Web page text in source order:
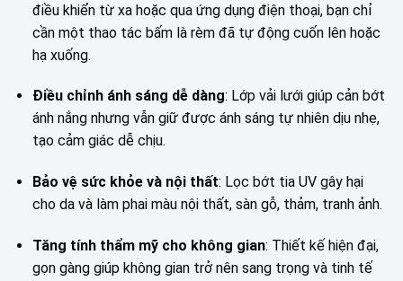
điều khiển từ xa hoặc qua ứng dụng điện thoại, bạn chỉ
cần một thao tác bấm là rèm đã tự động cuốn lên hoặc
hạ xuống.
Điều chỉnh ánh sáng dễ dàng: Lớp vải lưới giúp cản bớt
ánh nắng nhưng vẫn giữ được ánh sáng tự nhiên dịu nhẹ,
tạo cảm giác dễ chịu.
Bảo vệ sức khỏe và nội thất: Lọc bớt tia UV gây hại
cho da và làm phai màu nội thất, sàn gỗ, thảm, tranh ảnh.
Tăng tính thẩm mỹ cho không gian: Thiết kế hiện đại,
gọn gàng giúp không gian trở nên sang trọng và tinh tế